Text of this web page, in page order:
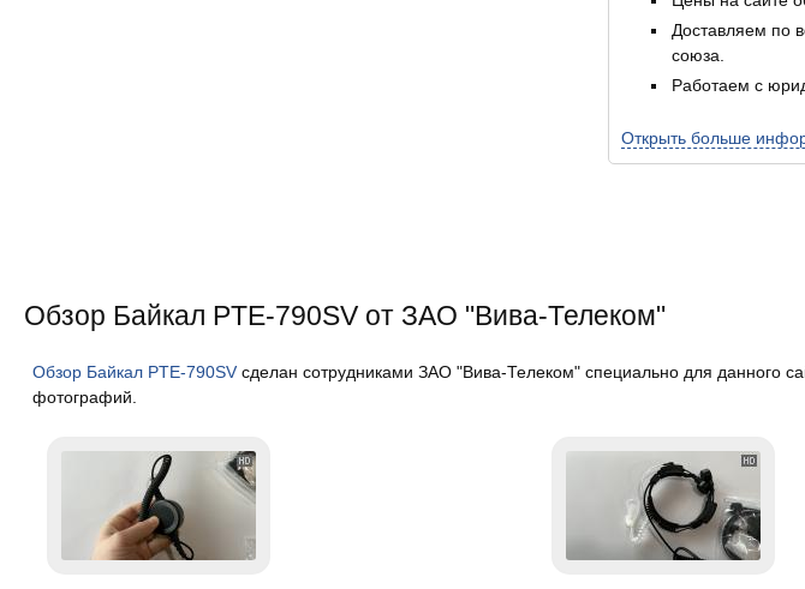
Доставляем по
союза.
Работаем с
Открыть больше
Обзор Байкал PTE-790SV от ЗАО "Вива-Телеком"
Обзор Байкал PTE-790SVсделан сотрудниками ЗАО "Вива-Телеком" специально для данного
фотографий.